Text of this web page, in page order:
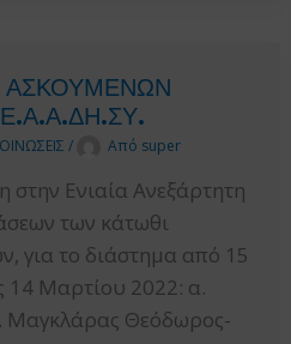
ΑΣΚΟΥΜΕΝΩΝ
/ Από super
στην Ενιαία Ανεξάρτητη
των κάτωθι
για το διάστημα από 15
14 Μαρτίου 2022: α.
Μαγκλάρας Θεόδωρος-